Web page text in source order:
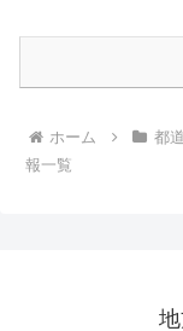
ホーム 都
報一覧